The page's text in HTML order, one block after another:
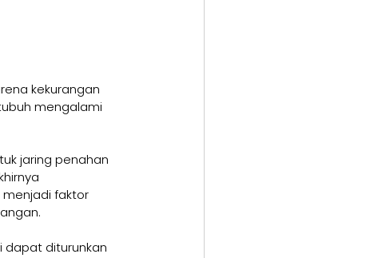
kekurangan
mengalami
jaring penahan
faktor
dapat diturunkan